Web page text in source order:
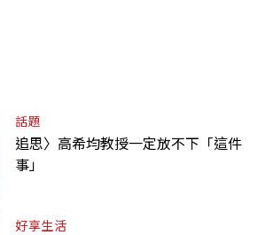
話題
追思〉高希均教授一定放不下「這件
事」
好享生活